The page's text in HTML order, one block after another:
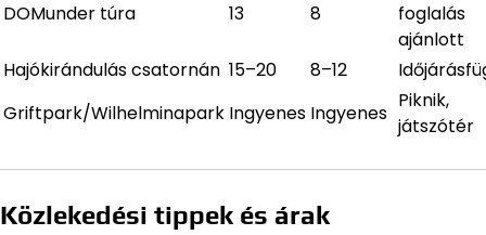
DOMunder túra 13 8
foglalás
ajánlott
Hajókirándulás csatornán 15–20 8–12
Griftpark/Wilhelminapark Ingyenes Ingyenes
Piknik,
játszótér
Közlekedési tippek és árak